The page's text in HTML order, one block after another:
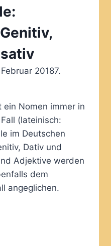
20187.
ein Nomen immer in
(lateinisch:
im Deutschen
Dativ und
Adjektive werden
dem
angeglichen.